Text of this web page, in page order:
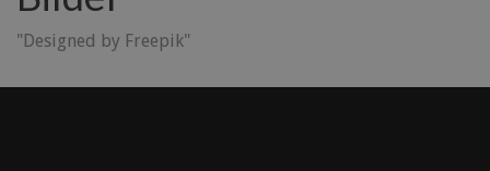
"Designed by Freepik"